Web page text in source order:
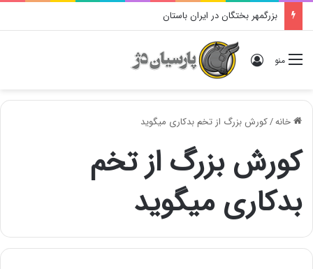
بزرگمهر بختگان در ایران باستان
منو ورود
خانه/کورش بزرگ از تخم بدکاری میگوید
کورش بزرگ از تخم
بدکاری میگوید